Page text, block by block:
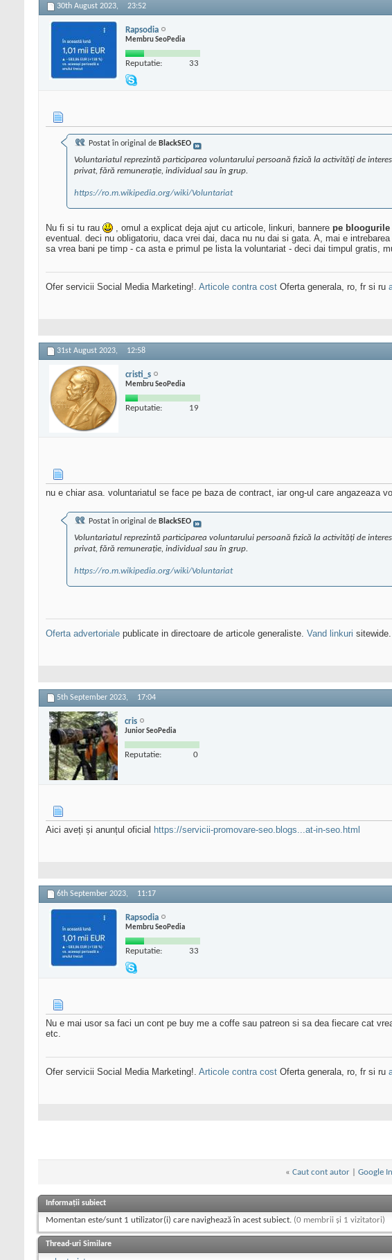
30th August 2023, 23:52
Rapsodia
Membru SeoPedia
Reputatie: 33
Postat în original de BlackSEO
Voluntariatul reprezintă participarea voluntarului persoană fizică la activități de
privat, fără remunerație, individual sau în grup.
https://ro.m.wikipedia.org/wiki/Voluntariat
Nu fi si tu rau , omul a explicat deja ajut cu articole, linkuri, bannere pe
eventual. deci nu obligatoriu, daca vrei dai, daca nu nu dai si gata. A, mai e
sa vrea bani pe timp - ca asta e primul pe lista la voluntariat - deci dai timpul gratis,
Ofer servicii Social Media Marketing!. Articole contra cost Oferta generala, ro, fr si ru
31st August 2023, 12:58
cristi_s
Membru SeoPedia
Reputatie: 19
nu e chiar asa. voluntariatul se face pe baza de contract, iar ong-ul care angazeaza
Postat în original de BlackSEO
Voluntariatul reprezintă participarea voluntarului persoană fizică la activități de
privat, fără remunerație, individual sau în grup.
https://ro.m.wikipedia.org/wiki/Voluntariat
Oferta advertoriale publicate in directoare de articole generaliste. Vand linkuri sitewide.
5th September 2023, 17:04
cris
Junior SeoPedia
Reputatie: 0
Aici aveți și anunțul oficial https://servicii-promovare-seo.blogs...at-in-seo.html
6th September 2023, 11:17
Rapsodia
Membru SeoPedia
Reputatie: 33
Nu e mai usor sa faci un cont pe buy me a coffe sau patreon si sa dea fiecare cat
etc.
Ofer servicii Social Media Marketing!. Articole contra cost Oferta generala, ro, fr si ru
« Caut cont autor Google
Informații subiect
Momentan este/sunt 1 utilizator(i) care navighează în acest subiect. (0 membrii și 1 vizitatori)
Thread-uri Similare